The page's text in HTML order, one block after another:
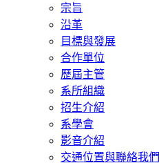
宗旨
沿革
目標與發展
合作單位
歷屆主管
系所組織
招生介紹
系學會
影音介紹
交通位置與聯絡我們